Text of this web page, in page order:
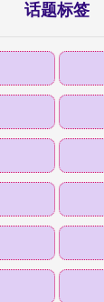
话题标签